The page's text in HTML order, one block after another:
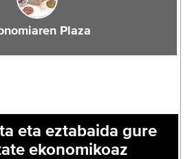
Plaza
eta eztabaida gure
ekonomikoaz